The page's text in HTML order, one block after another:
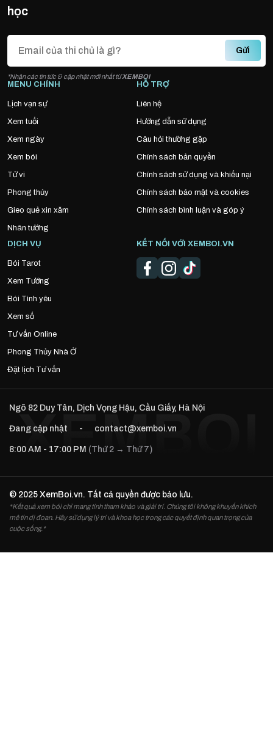
học
Gửi
*Nhận các tin tức & cập nhật mới nhất từXEMBOI
MENU CHÍNH
Lịch vạn sự
Xem tuổi
Xem ngày
Xem bói
Tử vi
Phong thủy
Gieo quẻ xin xăm
Nhân tướng
HỖ TRỢ
Liên hệ
Hướng dẫn sử dụng
Câu hỏi thường gặp
Chính sách bản quyền
Chính sách sử dụng và khiếu nại
Chính sách bảo mật và cookies
Chính sách bình luận và góp ý
DỊCH VỤ
Bói Tarot
Xem Tướng
Bói Tình yêu
Xem số
Tư vấn Online
Phong Thủy Nhà Ở
Đặt lịch Tư vấn
KẾT NỐI VỚI XEMBOI.VN
Ngõ 82 Duy Tân, Dịch Vọng Hậu, Cầu Giấy, Hà Nội
Đang cập nhật - contact@xemboi.vn
8:00 AM - 17:00 PM (Thứ 2 → Thứ 7)
© 2025 XemBoi.vn. Tất cả quyền được bảo lưu.
*Kết quả xem bói chỉ mang tính tham khảo và giải trí. Chúng tôi không khuyến khích
mê tín dị đoan. Hãy sử dụng lý trí và khoa học trong các quyết định quan trọng của
cuộc sống.*